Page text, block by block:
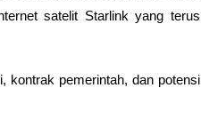
satelit Starlink yang terus
kontrak pemerintah, dan potensi